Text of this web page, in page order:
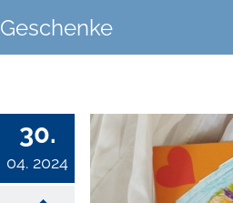
Geschenke
30.
04. 2024